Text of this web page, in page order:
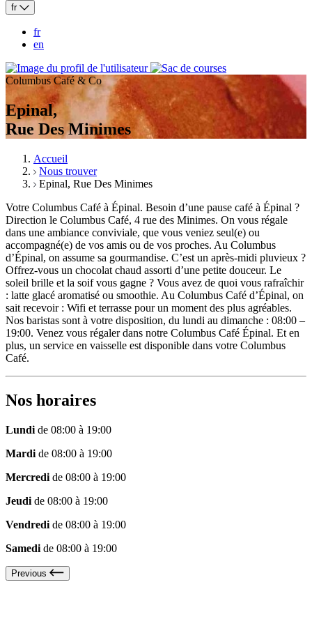
fr
fr
en
Columbus Café & Co
Epinal,
Rue Des Minimes
Accueil
Nous trouver
Epinal, Rue Des Minimes
Votre Columbus Café à Épinal. Besoin d’une pause café à Épinal ?
Direction le Columbus Café, 4 rue des Minimes. On vous régale
dans une ambiance conviviale, que vous veniez seul(e) ou
accompagné(e) de vos amis ou de vos proches. Au Columbus
d’Épinal, on assume sa gourmandise. C’est un après-midi pluvieux ?
Offrez-vous un chocolat chaud assorti d’une petite douceur. Le
soleil brille et la soif vous gagne ? Vous avez de quoi vous rafraîchir
: latte glacé aromatisé ou smoothie. Au Columbus Café d’Épinal, on
sait recevoir : Wifi et terrasse pour un moment des plus agréables.
Nos baristas sont à votre disposition, du lundi au dimanche : 08:00 –
19:00. Venez vous régaler dans notre Columbus Café Épinal. Et en
plus, un service en vaisselle est disponible dans votre Columbus
Café.
Nos horaires
Lundi de 08:00 à 19:00
Mardi de 08:00 à 19:00
Mercredi de 08:00 à 19:00
Jeudi de 08:00 à 19:00
Vendredi de 08:00 à 19:00
Samedi de 08:00 à 19:00
Previous